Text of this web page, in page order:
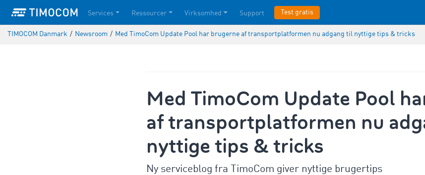
Services Ressourcer Virksomhed Support Test gratis
TIMOCOM Danmark / Newsroom / Med TimoCom Update Pool har brugerne af transportplatformen nu adgang til nyttige tips & tricks
Med TimoCom Update Pool
af transportplatformen nu
nyttige tips & tricks
Ny serviceblog fra TimoCom giver nyttige brugertips